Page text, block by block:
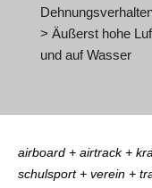
> Äußerst hohe
und auf Wasser
airboard + airtrack +
schulsport + verein +